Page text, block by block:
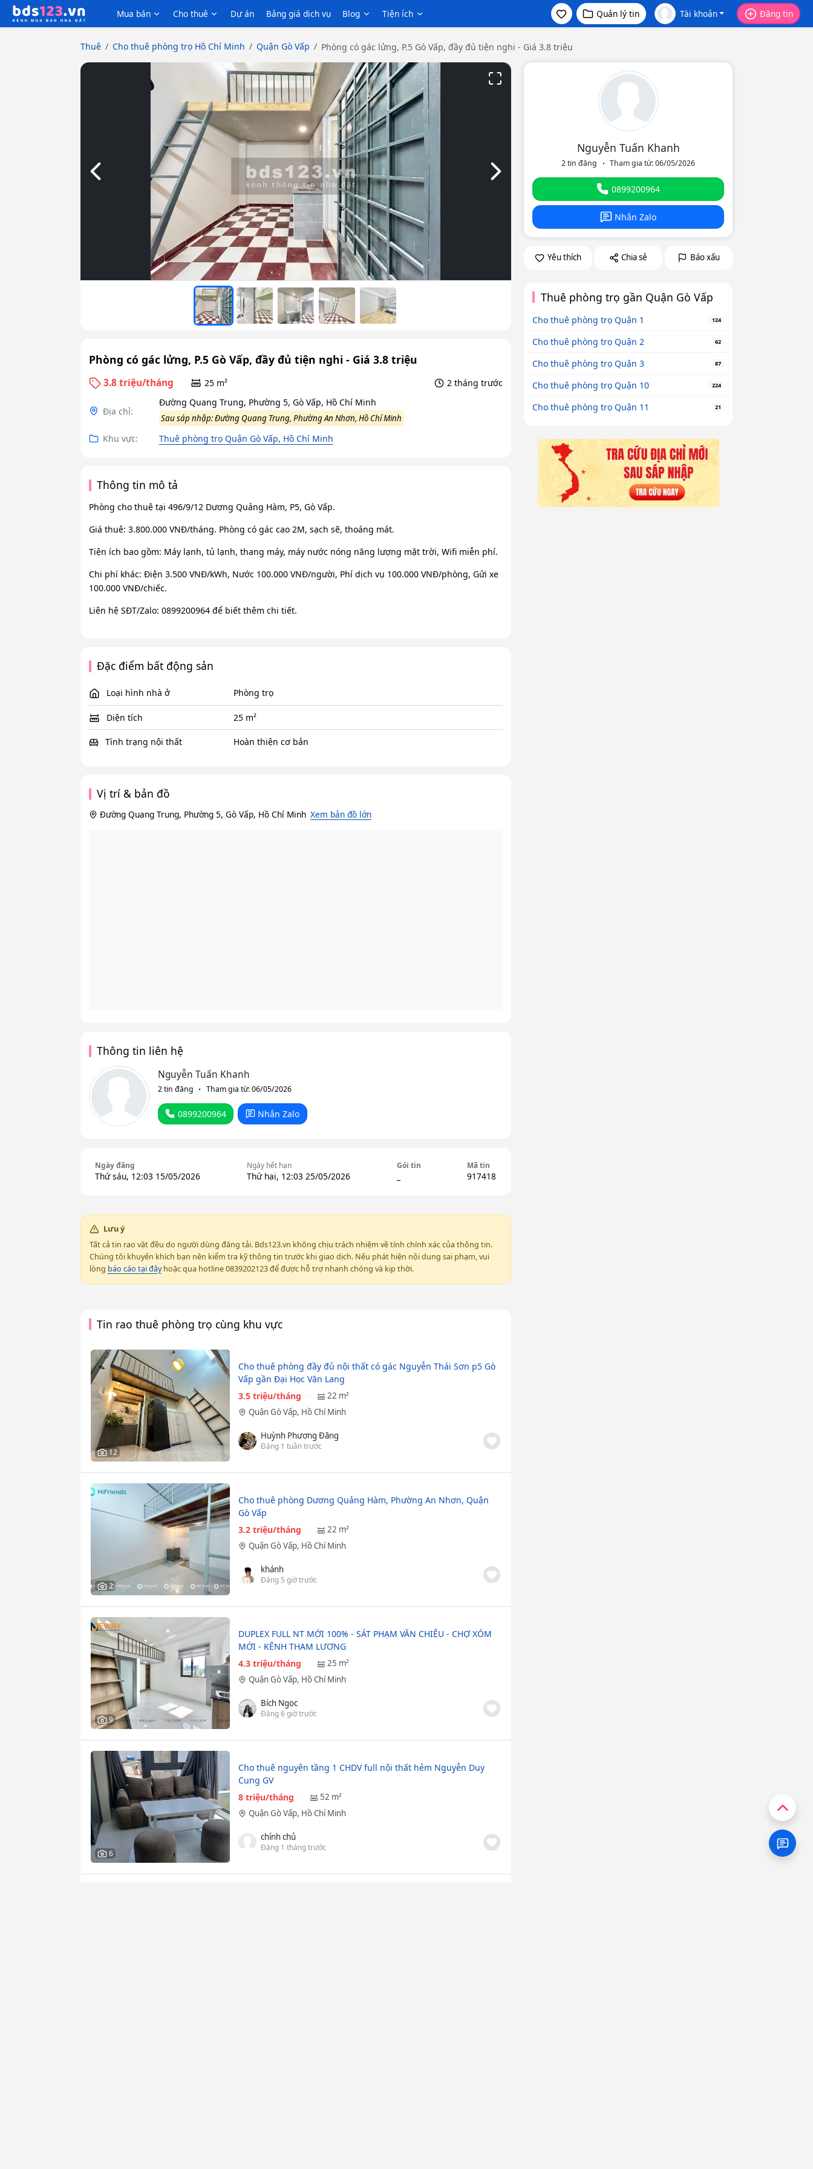
Mua bán Cho thuê Dự án Bảng giá dịch vụ Blog Tiện ích Quản lý tin Tài khoản Đăng tin
Thuê Cho thuê phòng trọ Hồ Chí Minh Quận Gò Vấp Phòng có gác lửng, P.5 Gò Vấp, đầy đủ tiện nghi - Giá 3.8 triệu
Slide trước Slide tiếp theo
Phòng có gác lửng, P.5 Gò Vấp, đầy đủ tiện nghi - Giá 3.8 triệu
3.8 triệu/tháng 25 m² 2 tháng trước
Địa chỉ:
Đường Quang Trung, Phường 5, Gò Vấp, Hồ Chí Minh
Sau sáp nhập: Đường Quang Trung, Phường An Nhơn, Hồ Chí Minh
Khu vực: Thuê phòng trọ Quận Gò Vấp, Hồ Chí Minh
Thông tin mô tả
Phòng cho thuê tại 496/9/12 Dương Quảng Hàm, P5, Gò Vấp.
Giá thuê: 3.800.000 VNĐ/tháng. Phòng có gác cao 2M, sạch sẽ, thoáng mát.
Tiện ích bao gồm: Máy lạnh, tủ lạnh, thang máy, máy nước nóng năng lượng mặt trời, Wifi miễn phí.
Chi phí khác: Điện 3.500 VNĐ/kWh, Nước 100.000 VNĐ/người, Phí dịch vụ 100.000 VNĐ/phòng, Gửi xe
100.000 VNĐ/chiếc.
Liên hệ SĐT/Zalo: 0899200964 để biết thêm chi tiết.
Đặc điểm bất động sản
Loại hình nhà ở Phòng trọ
Diện tích 25 m²
Tình trạng nội thất Hoàn thiện cơ bản
Vị trí & bản đồ
Đường Quang Trung, Phường 5, Gò Vấp, Hồ Chí Minh Xem bản đồ lớn
Thông tin liên hệ
Nguyễn Tuấn Khanh
2 tin đăng Tham gia từ: 06/05/2026
0899200964 Nhắn Zalo
Ngày đăng
Thứ sáu, 12:03 15/05/2026
Ngày hết hạn
Thứ hai, 12:03 25/05/2026
Gói tin Mã tin
917418
Lưu ý
Tất cả tin rao vặt đều do người dùng đăng tải. Bds123.vn không chịu trách nhiệm về tính chính xác của thông tin.
Chúng tôi khuyến khích bạn nên kiểm tra kỹ thông tin trước khi giao dịch. Nếu phát hiện nội dung sai phạm, vui
lòng báo cáo tại đâyhoặc qua hotline 0839202123 để được hỗ trợ nhanh chóng và kịp thời.
Tin rao thuê phòng trọ cùng khu vực
12
Cho thuê phòng đầy đủ nội thất có gác Nguyễn Thái Sơn p5 Gò
Vấp gần Đại Học Văn Lang
3.5 triệu/tháng
22 m²
Quận Gò Vấp, Hồ Chí Minh
Huỳnh Phương Đăng
Đăng 1 tuần trước
2
Cho thuê phòng Dương Quảng Hàm, Phường An Nhơn, Quận
Gò Vấp
3.2 triệu/tháng
22 m²
Quận Gò Vấp, Hồ Chí Minh
khánh
Đăng 5 giờ trước
9
DUPLEX FULL NT MỚI 100% - SÁT PHẠM VĂN CHIÊU - CHỢ XÓM
MỚI - KÊNH THAM LƯƠNG
4.3 triệu/tháng
25 m²
Quận Gò Vấp, Hồ Chí Minh
Bích Ngọc
Đăng 6 giờ trước
6
Cho thuê nguyên tầng 1 CHDV full nội thất hẻm Nguyễn Duy
Cung GV
8 triệu/tháng
52 m²
Quận Gò Vấp, Hồ Chí Minh
chính chủ
Đăng 1 tháng trước
Nguyễn Tuấn Khanh
2 tin đăng Tham gia từ: 06/05/2026
0899200964
Nhắn Zalo
Yêu thích Chia sẻ Báo xấu
Thuê phòng trọ gần Quận Gò Vấp
Cho thuê phòng trọ Quận 1 124
Cho thuê phòng trọ Quận 2 62
Cho thuê phòng trọ Quận 3 87
Cho thuê phòng trọ Quận 10 224
Cho thuê phòng trọ Quận 11 21